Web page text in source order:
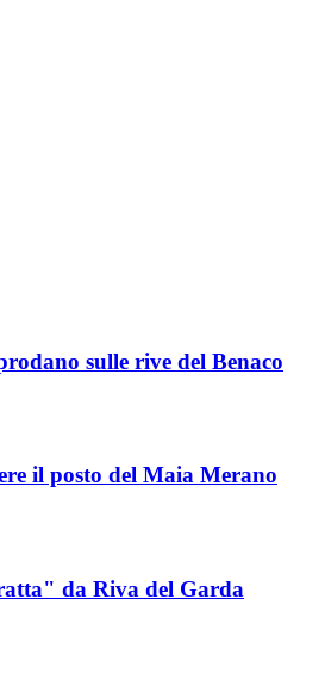
sulle rive del Benaco
il posto del Maia Merano
da Riva del Garda